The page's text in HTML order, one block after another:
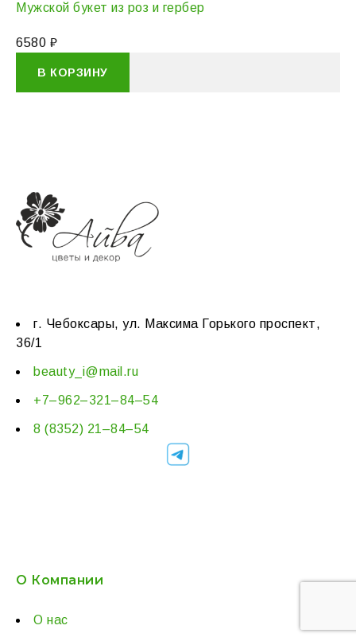
Мужской букет из роз и гербер
6580 ₽
В КОРЗИНУ
г. Чебоксары, ул. Максима Горького проспект,
36/1
beauty_i@mail.ru
+7–962–321–84–54
8 (8352) 21–84–54
О Компании
О нас